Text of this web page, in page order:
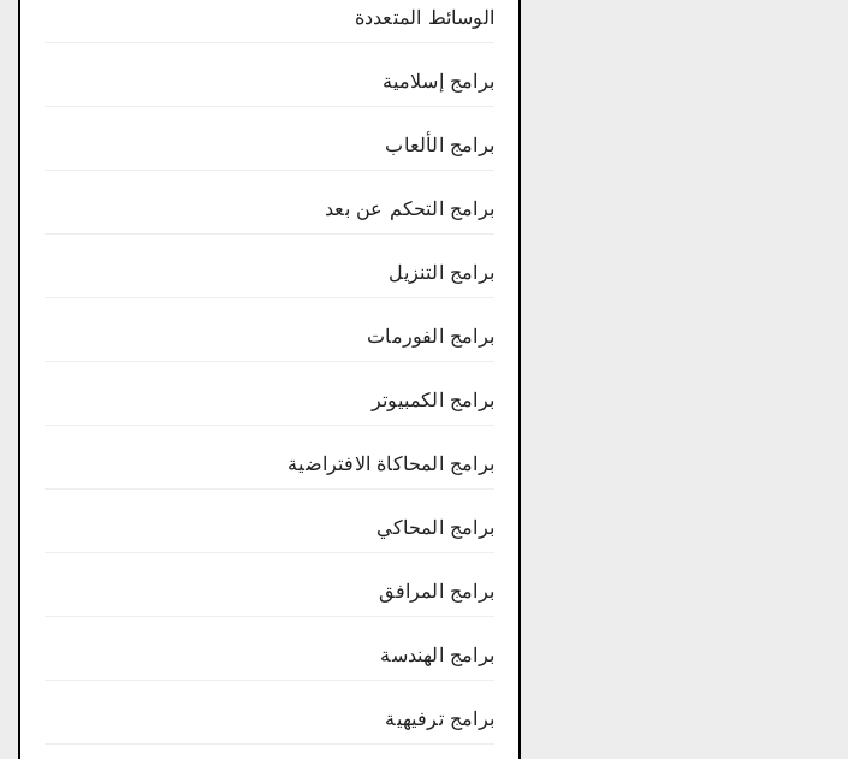
الوسائط المتعددة
برامج إسلامية
برامج الألعاب
برامج التحكم عن بعد
برامج التنزيل
برامج الفورمات
برامج الكمبيوتر
برامج المحاكاة الافتراضية
برامج المحاكي
برامج المرافق
برامج الهندسة
برامج ترفيهية